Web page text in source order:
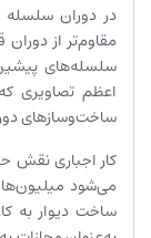
در دوران
مقاوم‌تر از
سلسله‌های
اعظم تصاویری
ساخت‌وسازهای
کار اجباری نقش
می‌شود میلیون‌ها
ساخت دیوار به